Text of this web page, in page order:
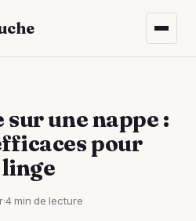
sur une nappe :
pour
·4 min de lecture